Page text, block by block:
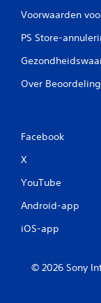
Voorwaarden
PS Store-
Over
Facebook
X
YouTube
Android-app
iOS-app
© 2026 Sony